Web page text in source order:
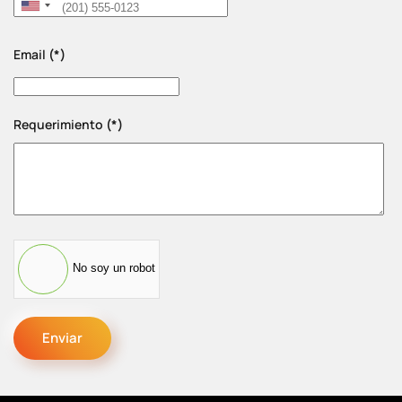
United
+1
Email (*)
Requerimiento (*)
No soy un robot
Enviar